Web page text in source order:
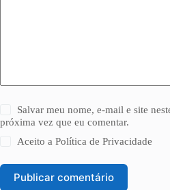
Salvar meu nome, e-mail e site
próxima vez que eu comentar.
Aceito aPolítica de Privacidade
Publicar comentário